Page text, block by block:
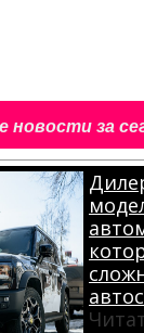
новости за